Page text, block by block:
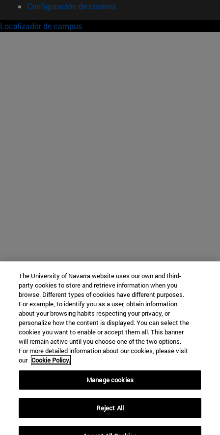
Configuración de cookies
Localizador de campus
The University of Navarra website uses our own and third-
party cookies to store and retrieve information when you
browse. Different types of cookies have different purposes.
For example, to identify you as a user, obtain information
about your browsing habits respecting your privacy, or
personalize how the content is displayed. You can select the
cookies you want to enable or accept them all. This banner
will remain active until you choose one of the two options.
For more detailed information about our cookies, please visit
our Cookie Policy.
Manage cookies
Reject All